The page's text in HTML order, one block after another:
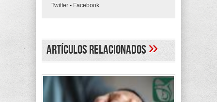
Twitter - Facebook
Artículos Relacionados»